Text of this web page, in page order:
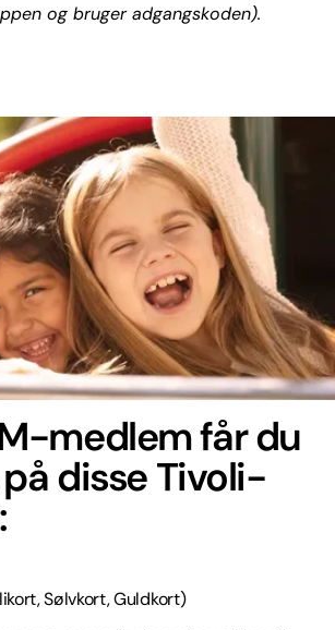
og bruger adgangskoden).
medlem får du
disse Tivoli-
Sølvkort, Guldkort)